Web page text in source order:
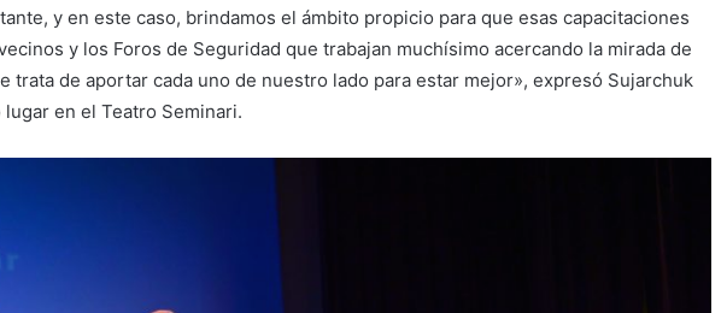
y en este caso, brindamos el ámbito propicio para que esas capacitaciones
y los Foros de Seguridad que trabajan muchísimo acercando la mirada de
trata de aportar cada uno de nuestro lado para estar mejor», expresó Sujarchuk
en el Teatro Seminari.